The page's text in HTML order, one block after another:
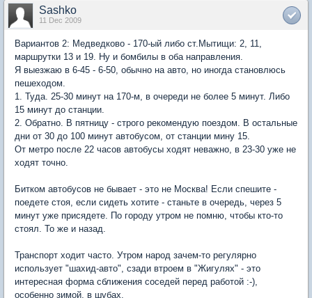
Sashko
11 Dec 2009
Вариантов 2: Медведково - 170-ый либо ст.Мытищи: 2, 11,
маршрутки 13 и 19. Ну и бомбилы в оба направления.
Я выезжаю в 6-45 - 6-50, обычно на авто, но иногда становлюсь
пешеходом.
1. Туда. 25-30 минут на 170-м, в очереди не более 5 минут. Либо
15 минут до станции.
2. Обратно. В пятницу - строго рекомендую поездом. В остальные
дни от 30 до 100 минут автобусом, от станции мину 15.
От метро после 22 часов автобусы ходят неважно, в 23-30 уже не
ходят точно.
Битком автобусов не бывает - это не Москва! Если спешите -
поедете стоя, если сидеть хотите - станьте в очередь, через 5
минут уже присядете. По городу утром не помню, чтобы кто-то
стоял. То же и назад.
Транспорт ходит часто. Утром народ зачем-то регулярно
использует "шахид-авто", сзади втроем в "Жигулях" - это
интересная форма сближения соседей перед работой :-),
особенно зимой, в шубах.